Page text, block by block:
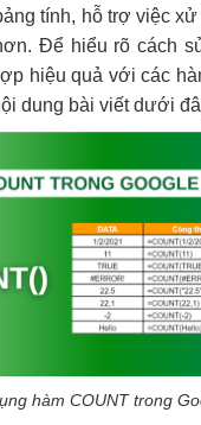
tính, hỗ trợ việc
Để hiểu rõ cách
hiệu quả với các
dung bài viết dưới
hàm COUNT trong